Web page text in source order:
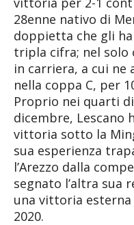
28enne nativo di
doppietta che gli
tripla cifra; nel solo
in carriera, a cui ne
nella coppa C, per
Proprio nei quarti
dicembre, Lescano
vittoria sotto la
sua esperienza
l’Arezzo dalla
segnato l’altra sua
una vittoria esterna
2020.